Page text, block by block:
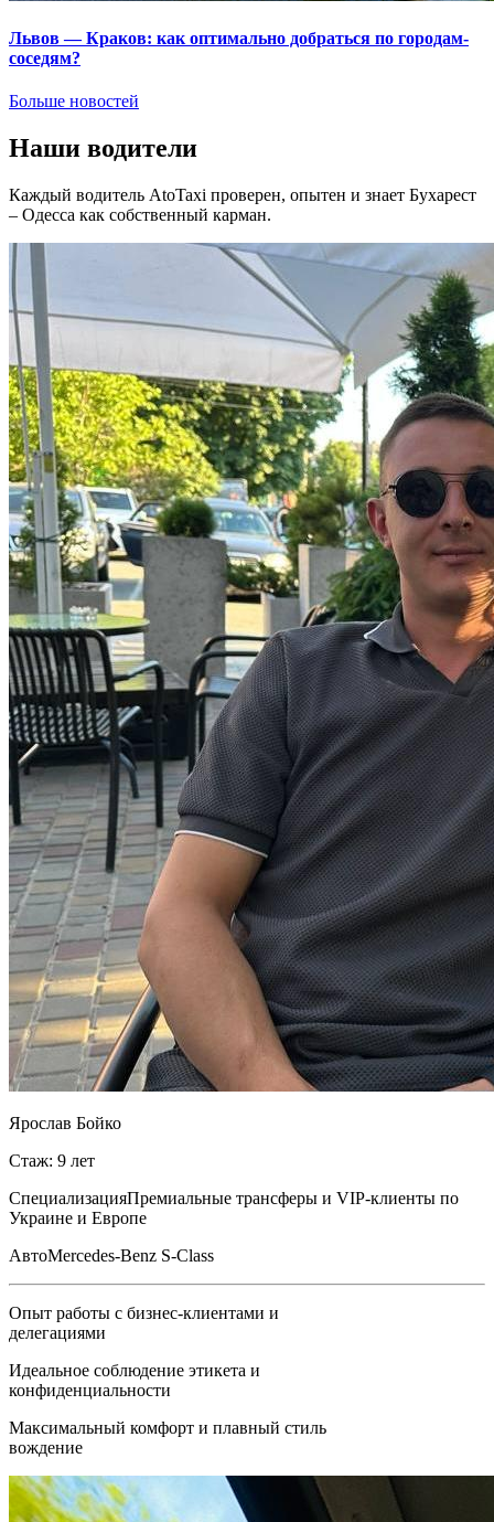
Львов — Краков: как оптимально добраться по городам-
соседям?
Больше новостей
Наши водители
Каждый водитель AtoTaxi проверен, опытен и знает Бухарест
– Одесса как собственный карман.
Ярослав Бойко
Стаж: 9 лет
СпециализацияПремиальные трансферы и VIP-клиенты по
Украине и Европе
АвтоMercedes-Benz S-Class
Опыт работы с бизнес-клиентами и
делегациями
Идеальное соблюдение этикета и
конфиденциальности
Максимальный комфорт и плавный стиль
вождение